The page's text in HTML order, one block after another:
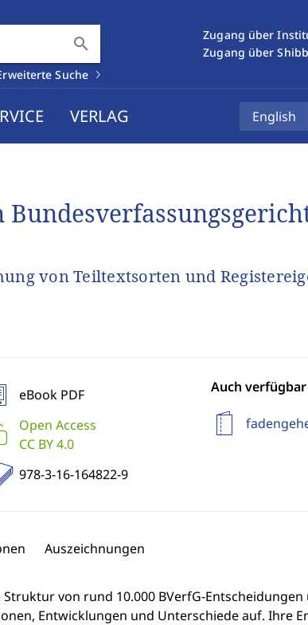
search
Suche
Zugang über
Zugang über
VERLAG English
von Teiltextsorten und
eBook PDF
Open Access
CC BY 4.0
978-3-16-164822-9
Auch
Auszeichnungen
von rund 10.000 BVerfG-
Entwicklungen und Unterschiede auf. Ihre